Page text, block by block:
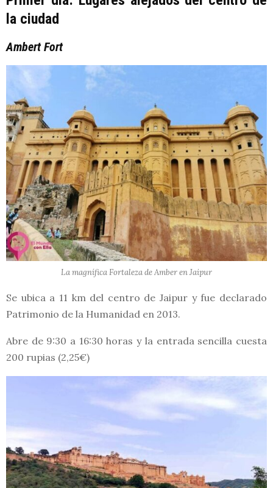
la ciudad
Ambert Fort
La magnífica Fortaleza de Amber en Jaipur
Se ubica a 11 km del centro de Jaipur y fue declarado
Patrimonio de la Humanidad en 2013.
Abre de 9:30 a 16:30 horas y la entrada sencilla cuesta
200 rupias (2,25€)